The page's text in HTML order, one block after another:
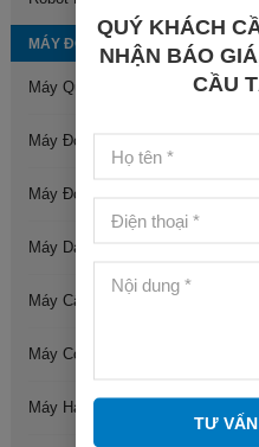
MÁY ĐÓNG GÓI
Máy Quấn Màng Pallet
Máy Đóng Đai Tự Động
Máy Đóng Đai Bán Tự Động
Máy Dán Thùng Carton Tự Động
Máy Cấp Và Dán Đáy Thùng
Máy Co Màng Sản Phẩm
Máy Hàn Miệng Túi
QUÝ KHÁCH
NHẬN BÁO
CẦU
TƯ